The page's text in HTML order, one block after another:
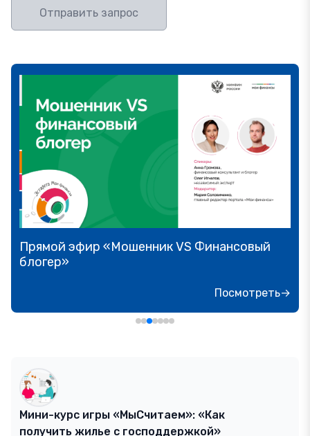
Отправить запрос
Прямой эфир «Мошенник VS Финансовый
блогер»
Посмотреть→
Мини-курс игры «МыСчитаем»: «Как
получить жилье с господдержкой»